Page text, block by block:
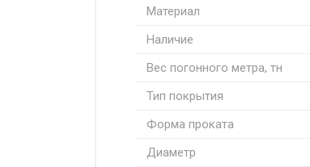
Материал
Наличие
Вес погонного метра, тн
Тип покрытия
Форма проката
Диаметр